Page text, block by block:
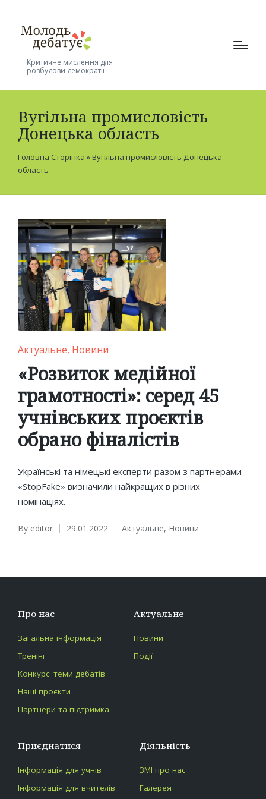
Критичне мислення для
розбудови демократії
Вугільна промисловість
Донецька область
Головна Сторінка » Вугільна промисловість Донецька
область
Posted
Актуальне Новини
«Розвиток медійної
грамотності»: серед 45
учнівських проєктів
обрано фіналістів
Українські та німецькі експерти разом з партнерами
«StopFake» визначили найкращих в різних
номінаціях.
Posted
By editor 29.01.2022
Posted
Актуальне, Новини
Про нас
Загальна інформація
Тренінг
Конкурс: теми дебатів
Наші проєкти
Партнери та підтримка
Актуальне
Новини
Події
Приєднатися
Інформація для учнів
Інформація для вчителів
Діяльність
ЗМІ про нас
Галерея